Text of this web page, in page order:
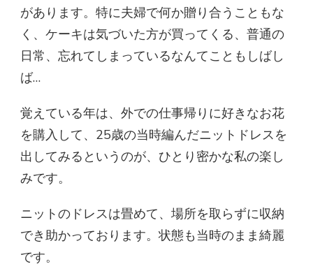
があります。特に夫婦で何か贈り合うこともな
く、ケーキは気づいた方が買ってくる、普通の
日常、忘れてしまっているなんてこともしばし
ば…
覚えている年は、外での仕事帰りに好きなお花
を購入して、25歳の当時編んだニットドレスを
出してみるというのが、ひとり密かな私の楽し
みです。
ニットのドレスは畳めて、場所を取らずに収納
でき助かっております。状態も当時のまま綺麗
です。